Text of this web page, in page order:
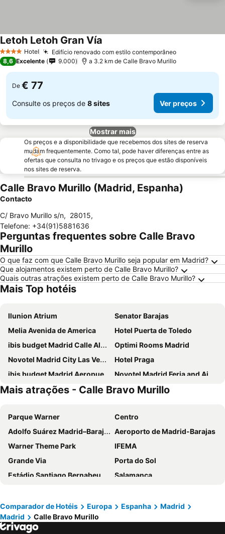
4 EstrelasHotel Edifício renovado com estilo contemporâneoVer preços
Letoh Letoh Gran Vía
8,6 Excelente 9.000 a 3.2 km de Calle Bravo Murillo
De € 77
Consulte os preços de 8 sites Ver preços
Mostrar mais
Os preços e a disponibilidade que recebemos dos sites de reserva
mudam frequentemente. Como tal, pode haver diferenças entre as
ofertas que consulta no trivago e os preços que estão disponíveis
nos sites de reserva.
Calle Bravo Murillo (Madrid, Espanha)
Contacto
C/ Bravo Murillo s/n, 28015,
Telefone: +34(91)5881636
Perguntas frequentes sobre Calle Bravo
Murillo
O que faz com que Calle Bravo Murillo seja popular em Madrid?
Que alojamentos existem perto de Calle Bravo Murillo?
Quais outras atrações existem perto de Calle Bravo Murillo?
Mais Top hotéis
Ilunion Atrium
Senator Barajas
Melia Avenida de America
Hotel Puerta de Toledo
ibis budget Madrid Calle Alcalá
Optimi Rooms Madrid
Novotel Madrid City Las Ventas
Hotel Praga
ibis budget Madrid Aeropuerto
Novotel Madrid Feria and Airport
Ilunion Suites Madrid
Ibis Styles Madrid City Las Ventas
Travelodge Madrid Metropolitano
INNSiDE by Meliá Madrid Valdebebas
Hotel Europa
Hotel Riu Plaza Espana
Holiday Inn Express Madrid Leganes
Hotel Puerta America
DWO Yuste Alcalá
ibis budget Madrid Vallecas
Exe Convention Plaza Madrid
Hotel Madrid Chamartín Affiliated by Meliá
Hotel Mercader
Hotel Zentral Castellana Norte
NH Madrid Ribera del Manzanares
Mais atrações - Calle Bravo Murillo
Parque Warner
Centro
Adolfo Suárez Madrid–Barajas Airport
Aeroporto de Madrid-Barajas
Warner Theme Park
IFEMA
Grande Via
Porta do Sol
Estádio Santiago Bernabeu
Salamanca
Estadio Metropolitano Metro Station
Barajas
Metropolitano Metro Station
Comparador de Hotéis Europa Espanha
Madrid
Madrid
Calle Bravo Murillo